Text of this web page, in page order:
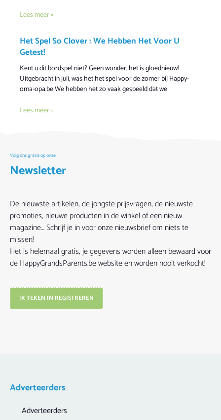
Lees meer »
Het Spel So Clover : We Hebben Het Voor U
Getest!
Kent u dit bordspel niet? Geen wonder, het is gloednieuw!
Uitgebracht in juli, was het het spel voor de zomer bij Happy-
oma-opa.be We hebben het zo vaak gespeeld dat we
Lees meer »
Volg ons gratis op onze
Newsletter
De nieuwste artikelen, de jongste prijsvragen, de nieuwste
promoties, nieuwe producten in de winkel of een nieuw
magazine… Schrijf je in voor onze nieuwsbrief om niets te
missen!
Het is helemaal gratis, je gegevens worden alleen bewaard voor
de HappyGrandsParents.be website en worden nooit verkocht!
IK TEKEN IN REGISTREREN
Adverteerders
Adverteerders